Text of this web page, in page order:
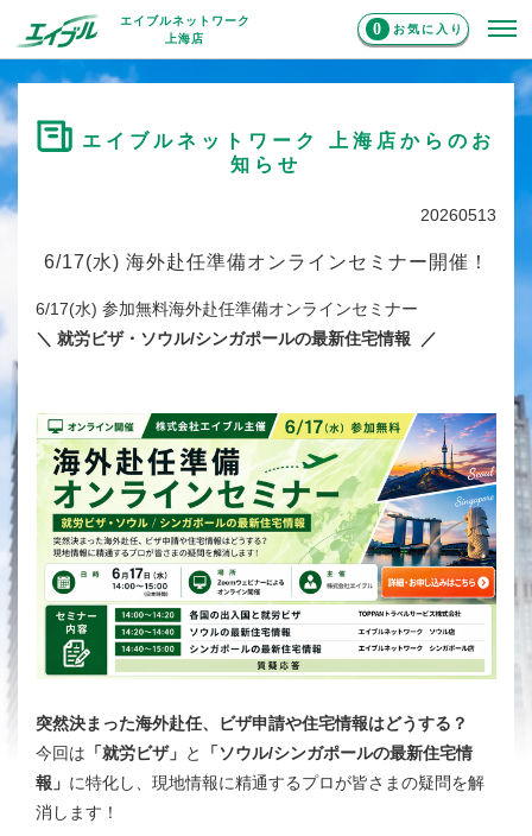
エイブルネットワーク
上海店
0 お気に入り
エイブルネットワーク 上海店からのお
知らせ
20260513
6/17(水) 海外赴任準備オンラインセミナー開催！
6/17(水) 参加無料海外赴任準備オンラインセミナー
＼ 就労ビザ・ソウル/シンガポールの最新住宅情報 ／
突然決まった海外赴任、ビザ申請や住宅情報はどうする？
今回は 「就労ビザ」 と
「ソウル/シンガポールの最新住宅情
報」 に特化し、現地情報に精通するプロが皆さまの疑問を解
消します！